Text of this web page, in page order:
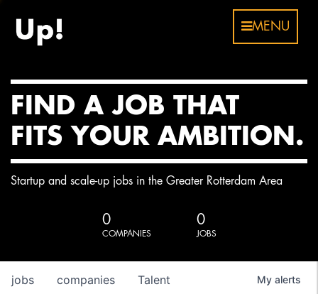
MENU
FIND A JOB THAT
FITS YOUR AMBITION.
Startup and scale-up jobs in the Greater Rotterdam Area
0
COMPANIES
0
JOBS
jobs companies Talent My alerts